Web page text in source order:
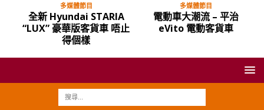
多媒體節目
全新 Hyundai STARIA
“LUX” 豪華版客貨車 唔止
得個樣
多媒體節目
電動車大潮流 – 平治
eVito 電動客貨車